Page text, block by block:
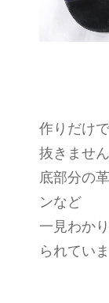
作りだけ
抜きません
底部分の
ンなど
一見わか
られていま